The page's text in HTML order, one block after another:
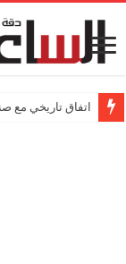
اتفاق تاريخي مع صندوق